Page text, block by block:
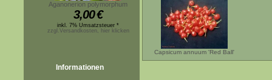
Aganonerion polymorphum
3,00€
inkl. 7% Umsatzsteuer *
zzgl.Versandkosten, hier klicken
Informationen
Capsicum annuum 'Red Ball'